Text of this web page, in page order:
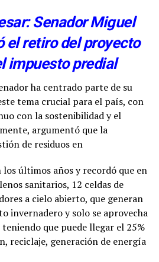
Senador Miguel
el retiro del proyecto
impuesto predial
ha centrado parte de su
tema crucial para el país, con
con la sostenibilidad y el
argumentó que la
de residuos en
los últimos años y recordó que en
sanitarios, 12 celdas de
a cielo abierto, que generan
invernadero y solo se aprovecha
que puede llegar el 25%
reciclaje, generación de energía